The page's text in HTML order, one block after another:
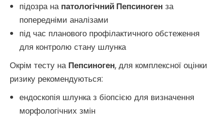
підозра на патологічний Пепсиноген за
попередніми аналізами
під час планового профілактичного обстеження
для контролю стану шлунка
Окрім тесту на Пепсиноген, для комплексної оцінки
ризику рекомендуються:
ендоскопія шлунка з біопсією для визначення
морфологічних змін